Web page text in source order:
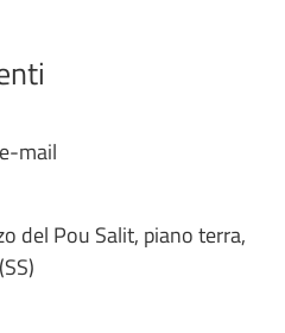
mail
del Pou Salit, piano terra,